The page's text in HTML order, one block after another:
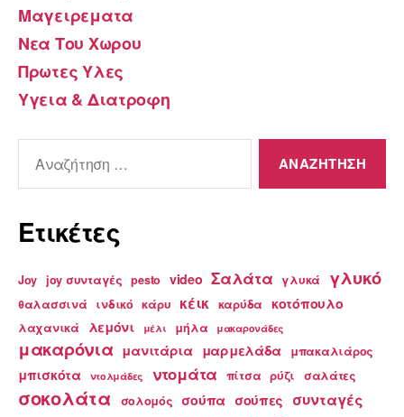
Μαγειρεματα
Νεα Του Χωρου
Πρωτες Υλες
Υγεια & Διατροφη
για:
Ετικέτες
Joy joy συνταγές pesto video Σαλάτα γλυκά γλυκό
θαλασσινά ινδικό κάρυ κέικ καρύδα κοτόπουλο
λαχανικά λεμόνι μέλι μήλα μακαρονάδες
μακαρόνια μανιτάρια μαρμελάδα μπακαλιάρος
μπισκότα ντολμάδες ντομάτα πίτσα ρύζι σαλάτες
σοκολάτα σολομός σούπα σούπες συνταγές